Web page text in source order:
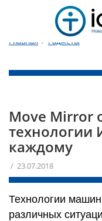
Главная / Гаджеты
Move Mirror
технологии
каждому
/ 23.07.2018
Технологии
различных